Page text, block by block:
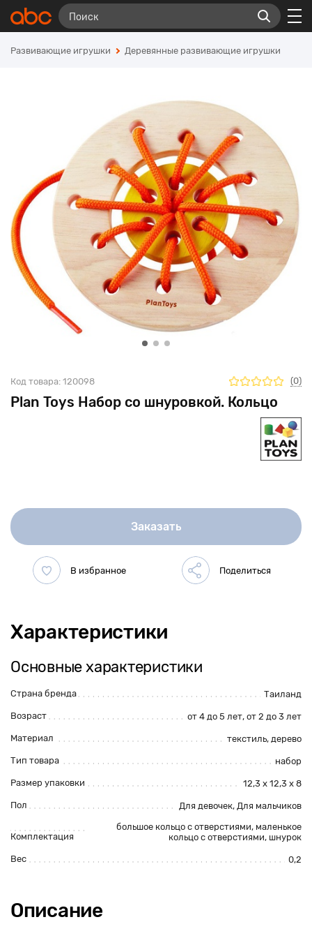
Развивающие игрушки Деревянные развивающие игрушки
Plan Toys Набор со шнуровкой. Кольцо
Код товара: 120098 (0)
Заказать
Характеристики
Основные характеристики
Страна бренда Таиланд
Возраст от 4 до 5 лет, от 2 до 3 лет
Материал текстиль, дерево
Тип товара набор
Размер упаковки 12,3 х 12,3 х 8
Пол Для девочек, Для мальчиков
Комплектация
большое кольцо с отверстиями, маленькое
кольцо с отверстиями, шнурок
Вес 0,2
Описание